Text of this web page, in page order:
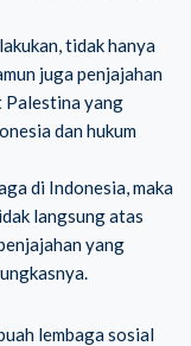
tidak hanya
juga penjajahan
Palestina yang
dan hukum
di Indonesia, maka
langsung atas
yang
lembaga sosial